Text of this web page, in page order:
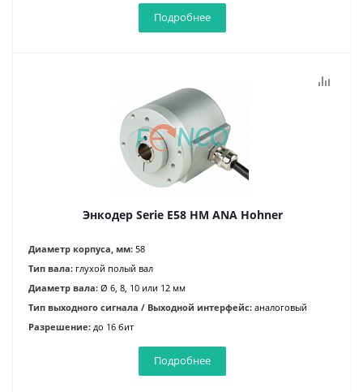
Подробнее
Энкодер Serie E58 HM ANA Hohner
Диаметр корпуса, мм: 58
Тип вала: глухой полый вал
Диаметр вала: Ø 6, 8, 10 или 12 мм
Тип выходного сигнала / Выходной интерфейс: аналоговый
Разрешение: до 16 бит
Подробнее